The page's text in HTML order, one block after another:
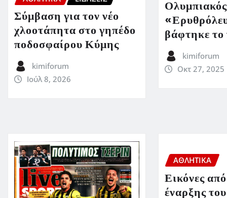
Σύμβαση για τον νέο
χλοοτάπητα στο γηπέδο
ποδοσφαίρου Κύμης
kimiforum
Ιούλ 8, 2026
βάφτηκε το
kimiforum
Οκτ 27, 2025
ΑΘΛΗΤΙΚΑ
Εικόνες
έναρξης